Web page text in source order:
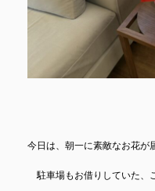
今日は、朝一に素敵なお花が
駐車場もお借りしていた、